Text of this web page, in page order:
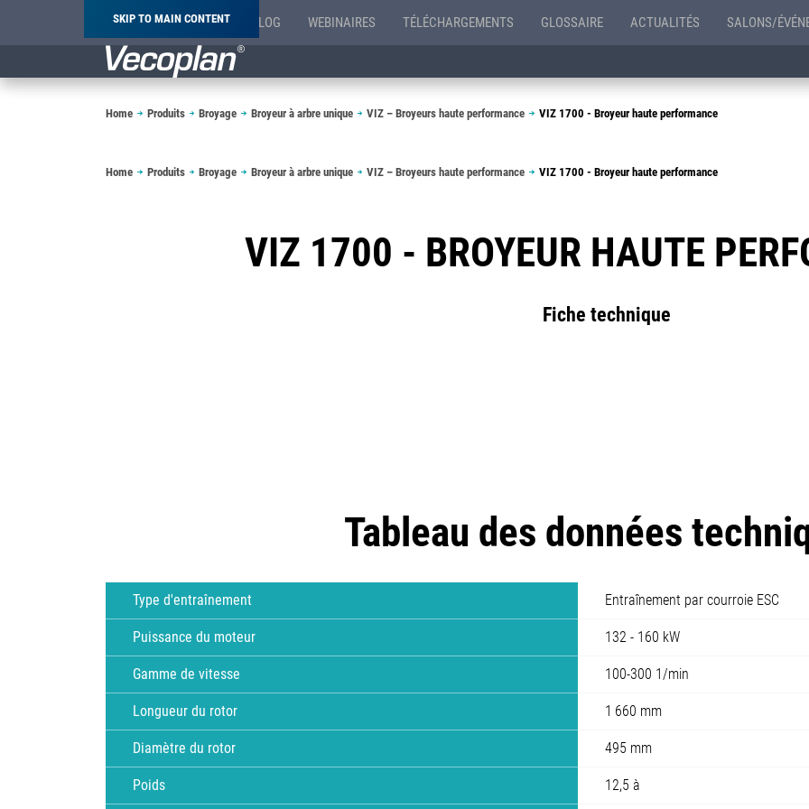
SKIP TO MAIN CONTENT BLOG WEBINAIRES TÉLÉCHARGEMENTS GLOSSAIRE ACTUALITÉS SALONS/
Breadcrumb
Home Produits Broyage Broyeur à arbre unique VIZ – Broyeurs haute performance VIZ 1700 - Broyeur haute performance
Breadcrumb
Home Produits Broyage Broyeur à arbre unique VIZ – Broyeurs haute performance VIZ 1700 - Broyeur haute performance
VIZ 1700 - BROYEUR HAUTE
Fiche technique
Tableau des données
Type d'entraînement Entraînement par courroie ESC
Puissance du moteur 132 - 160 kW
Gamme de vitesse 100-300 1/min
Longueur du rotor 1 660 mm
Diamètre du rotor 495 mm
Poids 12,5 à